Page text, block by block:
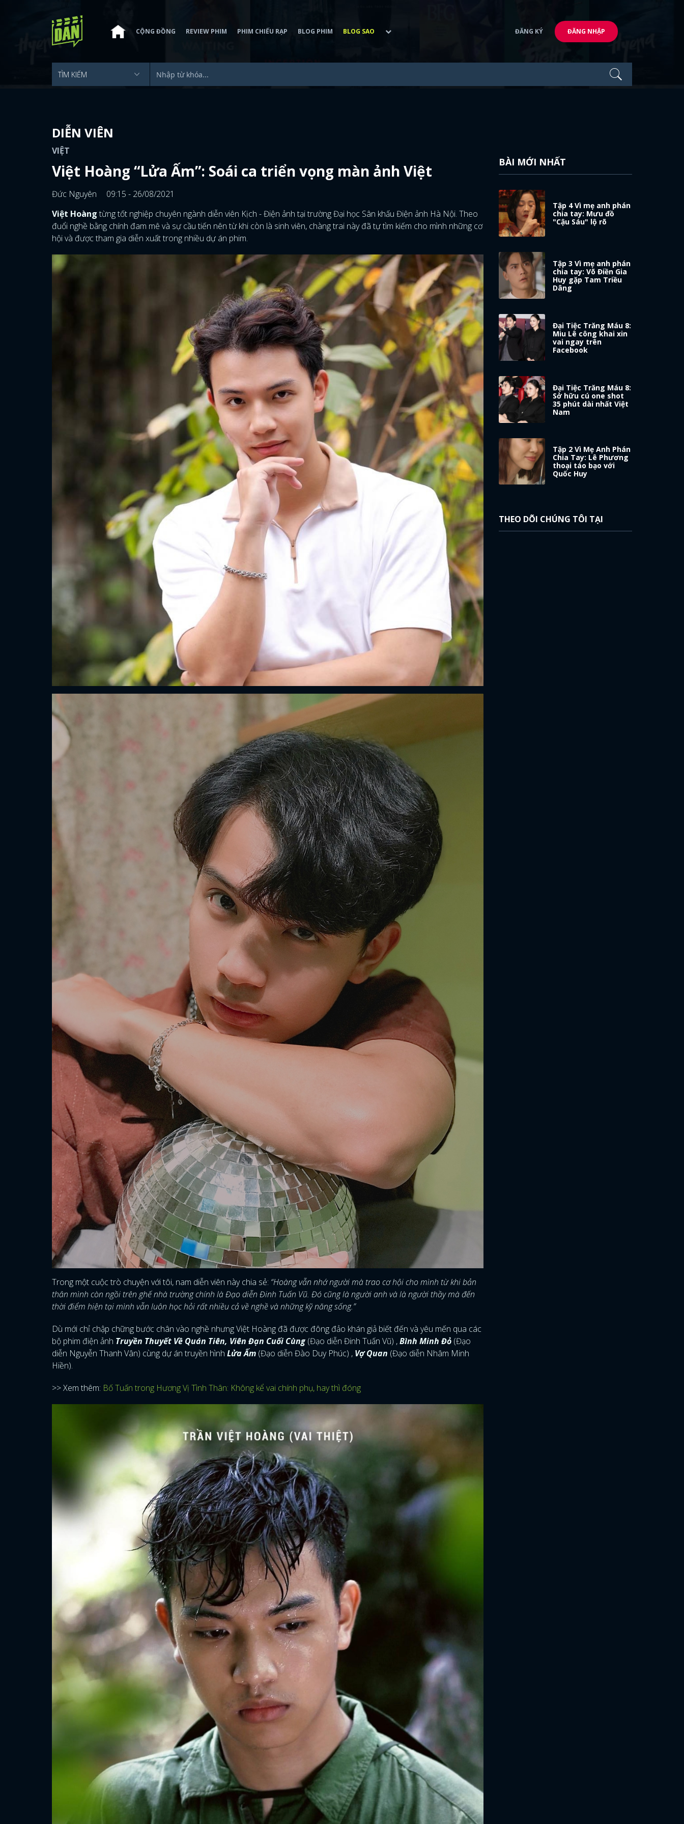
ĐĂNG NHẬP
FACEBOOK
CỘNG ĐỒNG REVIEW PHIM PHIM CHIẾU RẠP BLOG PHIM BLOG SAO ĐĂNG KÝ ĐĂNG NHẬP
DIỄN VIÊN
VIỆT
Việt Hoàng “Lửa Ấm”: Soái ca triển vọng màn ảnh Việt
Đức Nguyên
09:15 - 26/08/2021
Việt Hoàng từng tốt nghiệp chuyên ngành diễn viên Kịch - Điện ảnh tại trường Đại học Sân khấu Điện ảnh Hà Nội. Theo
đuổi nghề bằng chính đam mê và sự cầu tiến nên từ khi còn là sinh viên, chàng trai này đã tự tìm kiếm cho mình những cơ
hội và được tham gia diễn xuất trong nhiều dự án phim.
Trong một cuộc trò chuyện với tôi, nam diễn viên này chia sẻ: “Hoàng vẫn nhớ người mà trao cơ hội cho mình từ khi bản
thân mình còn ngồi trên ghế nhà trường chính là Đạo diễn Đinh Tuấn Vũ. Đó cũng là người anh và là người thầy mà đến
thời điểm hiện tại mình vẫn luôn học hỏi rất nhiều cả về nghề và những kỹ năng sống.”
Dù mới chỉ chập chững bước chân vào nghề nhưng Việt Hoàng đã được đông đảo khán giả biết đến và yêu mến qua các
bộ phim điện ảnh Truyền Thuyết Về Quán Tiên, Viên Đạn Cuối Cùng (Đạo diễn Đinh Tuấn Vũ) ,Bình Minh Đỏ (Đạo
diễn Nguyễn Thanh Vân) cùng dự án truyền hình Lửa Ấm (Đạo diễn Đào Duy Phúc) , Vợ Quan (Đạo diễn Nhâm Minh
Hiền).
>> Xem thêm: Bố Tuấn trong Hương Vị Tình Thân: Không kể vai chính phụ, hay thì đóng
BÀI MỚI NHẤT
Tập 4 Vì mẹ anh phán
chia tay: Mưu đồ
"Cậu Sáu" lộ rõ
Tập 3 Vì mẹ anh phán
chia tay: Võ Điền Gia
Huy gặp Tam Triều
Dâng
Đại Tiệc Trăng Máu 8:
Miu Lê công khai xin
vai ngay trên
Facebook
Đại Tiệc Trăng Máu 8:
Sở hữu cú one shot
35 phút dài nhất Việt
Nam
Tập 2 Vì Mẹ Anh Phán
Chia Tay: Lê Phương
thoại táo bạo với
Quốc Huy
THEO DÕI CHÚNG TÔI TẠI